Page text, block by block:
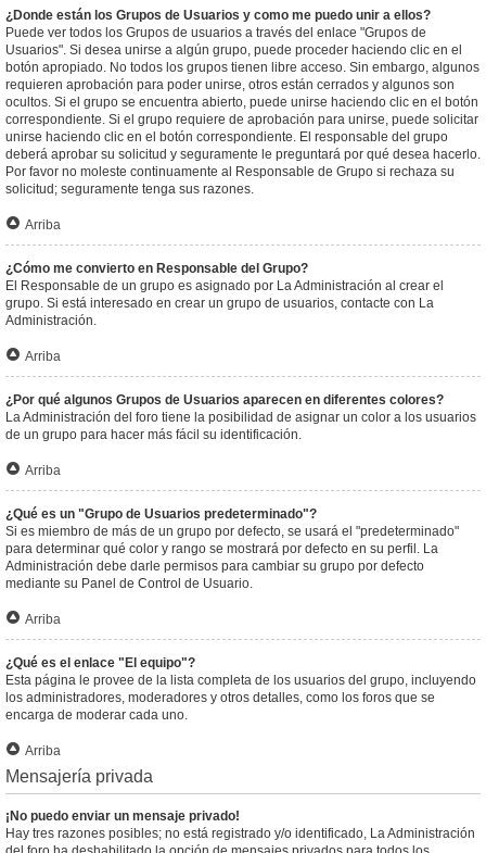
¿Donde están los Grupos de Usuarios y como me puedo unir a ellos?
Puede ver todos los Grupos de usuarios a través del enlace "Grupos de
Usuarios". Si desea unirse a algún grupo, puede proceder haciendo clic en el
botón apropiado. No todos los grupos tienen libre acceso. Sin embargo, algunos
requieren aprobación para poder unirse, otros están cerrados y algunos son
ocultos. Si el grupo se encuentra abierto, puede unirse haciendo clic en el botón
correspondiente. Si el grupo requiere de aprobación para unirse, puede solicitar
unirse haciendo clic en el botón correspondiente. El responsable del grupo
deberá aprobar su solicitud y seguramente le preguntará por qué desea hacerlo.
Por favor no moleste continuamente al Responsable de Grupo si rechaza su
solicitud; seguramente tenga sus razones.
Arriba
¿Cómo me convierto en Responsable del Grupo?
El Responsable de un grupo es asignado por La Administración al crear el
grupo. Si está interesado en crear un grupo de usuarios, contacte con La
Administración.
Arriba
¿Por qué algunos Grupos de Usuarios aparecen en diferentes colores?
La Administración del foro tiene la posibilidad de asignar un color a los usuarios
de un grupo para hacer más fácil su identificación.
Arriba
¿Qué es un "Grupo de Usuarios predeterminado"?
Si es miembro de más de un grupo por defecto, se usará el "predeterminado"
para determinar qué color y rango se mostrará por defecto en su perfil. La
Administración debe darle permisos para cambiar su grupo por defecto
mediante su Panel de Control de Usuario.
Arriba
¿Qué es el enlace "El equipo"?
Esta página le provee de la lista completa de los usuarios del grupo, incluyendo
los administradores, moderadores y otros detalles, como los foros que se
encarga de moderar cada uno.
Arriba
Mensajería privada
¡No puedo enviar un mensaje privado!
Hay tres razones posibles; no está registrado y/o identificado, La Administración